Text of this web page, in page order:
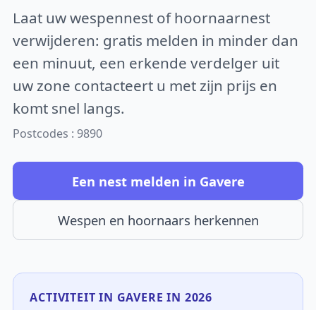
Laat uw wespennest of hoornaarnest
verwijderen: gratis melden in minder dan
een minuut, een erkende verdelger uit
uw zone contacteert u met zijn prijs en
komt snel langs.
Postcodes : 9890
Een nest melden in Gavere
Wespen en hoornaars herkennen
ACTIVITEIT IN GAVERE IN 2026